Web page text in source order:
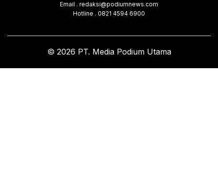
Email . redaksi@podiumnews.com
Hotline . 0821 4594 6900
© 2026 PT. Media Podium Utama